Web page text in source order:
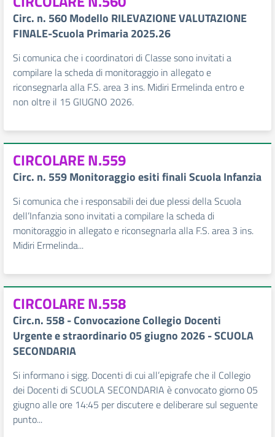
Circ. n. 560 Modello RILEVAZIONE VALUTAZIONE
FINALE-Scuola Primaria 2025.26
Si comunica che i coordinatori di Classe sono invitati a
compilare la scheda di monitoraggio in allegato e
riconsegnarla alla F.S. area 3 ins. Midiri Ermelinda entro e
non oltre il 15 GIUGNO 2026.
CIRCOLARE N.559
Circ. n. 559 Monitoraggio esiti finali Scuola Infanzia
Si comunica che i responsabili dei due plessi della Scuola
dell’Infanzia sono invitati a compilare la scheda di
monitoraggio in allegato e riconsegnarla alla F.S. area 3 ins.
Midiri Ermelinda...
CIRCOLARE N.558
Circ.n. 558 - Convocazione Collegio Docenti
Urgente e straordinario 05 giugno 2026 - SCUOLA
SECONDARIA
Si informano i sigg. Docenti di cui all’epigrafe che il Collegio
dei Docenti di SCUOLA SECONDARIA è convocato giorno 05
giugno alle ore 14:45 per discutere e deliberare sul seguente
punto...